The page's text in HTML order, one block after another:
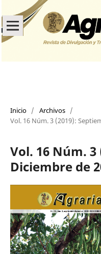
Inicio / Archivos /
Vol. 16 Núm. 3 (2019):
Vol. 16 Núm.
Diciembre de